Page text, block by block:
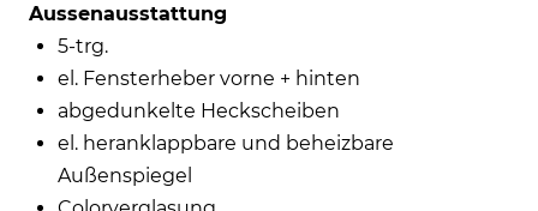
Aussenausstattung
5-trg.
el. Fensterheber vorne + hinten
abgedunkelte Heckscheiben
el. heranklappbare und beheizbare
Außenspiegel